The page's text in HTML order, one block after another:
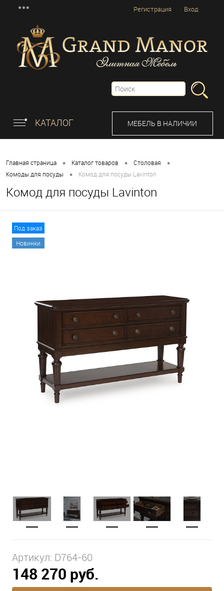
Вход
Регистрация
КАТАЛОГ МЕБЕЛЬ В НАЛИЧИИ
Главная страница • Каталог товаров • Столовая •
Комоды для посуды • Комод для посуды Lavinton
Комод для посуды Lavinton
Под заказ
Новинки
Артикул: D764-60
148 270 руб.